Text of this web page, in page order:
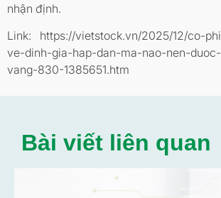
nhận định.
Link: https://vietstock.vn/2025/12/co-
ve-dinh-gia-hap-dan-ma-nao-nen-
vang-830-1385651.htm
Bài viết liên quan